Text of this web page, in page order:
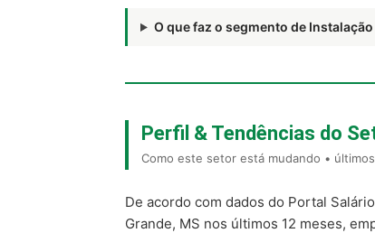
O que faz o segmento de
Perfil & Tendências do
Como este setor está mudando •
De acordo com dados do Portal
Grande, MS nos últimos 12 meses,